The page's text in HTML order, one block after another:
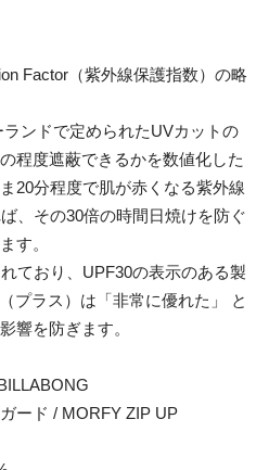
Factor（紫外線保護指数）の略
ンドで定められたUVカットの
程度遮蔽できるかを数値化した
20分程度で肌が赤くなる紫外線
、その30倍の時間日焼けを防ぐ
す。
ており、UPF30の表示のある製
プラス）は「非常に優れた」 と
響を防ぎます。
ード / MORFY ZIP UP